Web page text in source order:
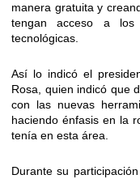
manera gratuita y
tengan acceso a los
tecnológicas.
Así lo indicó el
Rosa, quien indicó que
con las nuevas
haciendo énfasis en la
tenía en esta área.
Durante su